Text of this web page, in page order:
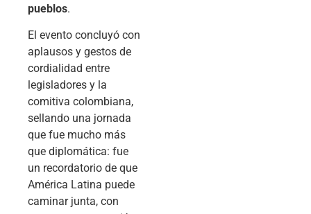
pueblos.
El evento concluyó con
aplausos y gestos de
cordialidad entre
legisladores y la
comitiva colombiana,
sellando una jornada
que fue mucho más
que diplomática: fue
un recordatorio de que
América Latina puede
caminar junta, con